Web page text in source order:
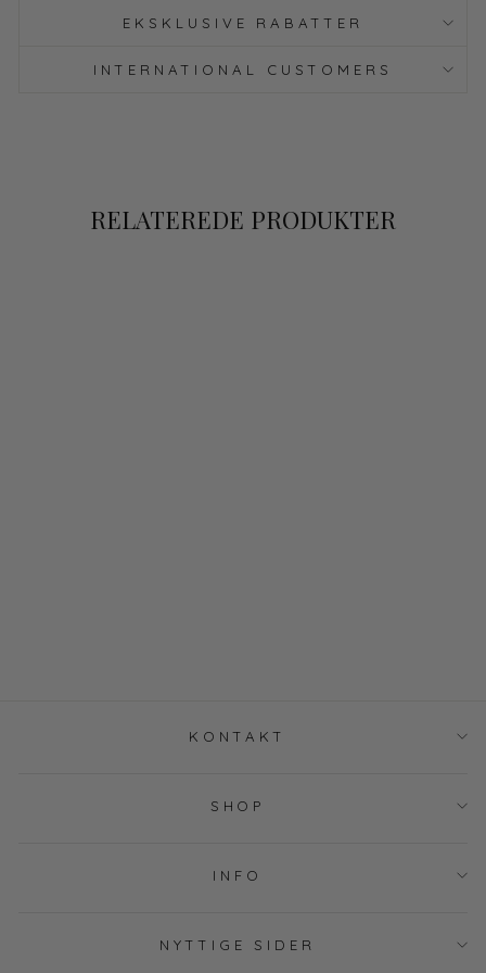
EKSKLUSIVE RABATTER
INTERNATIONAL CUSTOMERS
RELATEREDE PRODUKTER
KONTAKT
SHOP
INFO
NYTTIGE SIDER